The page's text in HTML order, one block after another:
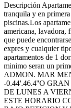
Descripción
tranquila y en
piscinas.Los
americana, lavadora,
que puede
expres y cualquier
apartamentos de 1
minimo seran un
ADMON. MAR
-0.44'.46.4''O
DE LUNES A
ESTE HORARIO